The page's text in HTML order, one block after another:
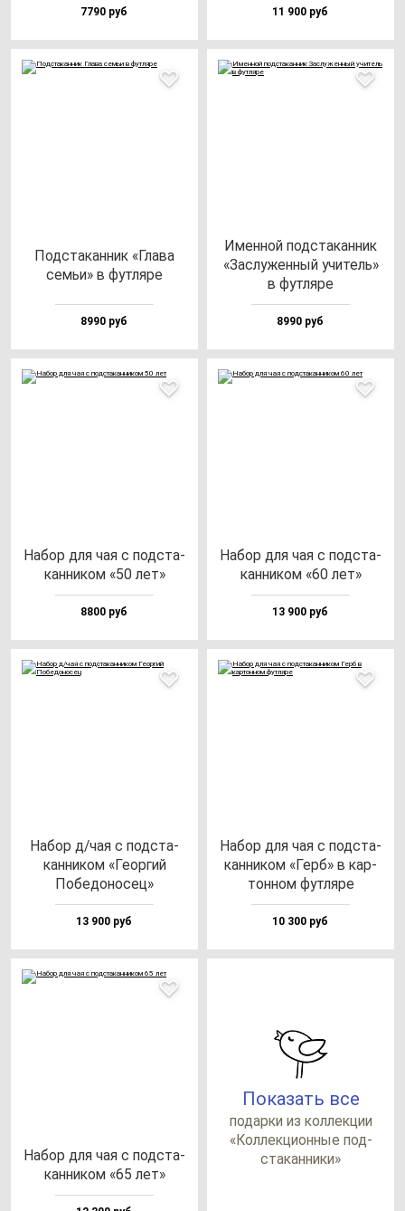
7790 руб 11 900 руб
Под­ста­кан­ник «Гла­ва
семьи» в фут­ля­ре
8990 руб
Имен­ной под­ста­кан­ник
«Зас­лу­жен­ный учи­тель»
в фут­ля­ре
8990 руб
Набор для чая с под­ста­
кан­ни­ком «50 лет»
8800 руб
Набор для чая с под­ста­
кан­ни­ком «60 лет»
13 900 руб
Набор д/чая с под­ста­
кан­ни­ком «Геор­гий
Побе­до­но­сец»
13 900 руб
Набор для чая с под­ста­
кан­ни­ком «Герб» в кар­
тон­ном фут­ля­ре
10 300 руб
Набор для чая с под­ста­
кан­ни­ком «65 лет»
Показать все
по­дар­ки из кол­лек­ции
«Кол­лек­ци­он­ные под­
ста­кан­ни­ки»